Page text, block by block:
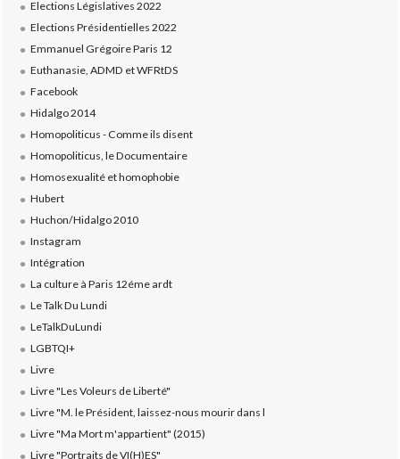
Elections Législatives 2022
Elections Présidentielles 2022
Emmanuel Grégoire Paris 12
Euthanasie, ADMD et WFRtDS
Facebook
Hidalgo 2014
Homopoliticus - Comme ils disent
Homopoliticus, le Documentaire
Homosexualité et homophobie
Hubert
Huchon/Hidalgo 2010
Instagram
Intégration
La culture à Paris 12éme ardt
Le Talk Du Lundi
LeTalkDuLundi
LGBTQI+
Livre
Livre "Les Voleurs de Liberté"
Livre "M. le Président, laissez-nous mourir dans l
Livre "Ma Mort m'appartient" (2015)
Livre "Portraits de VI(H)ES"